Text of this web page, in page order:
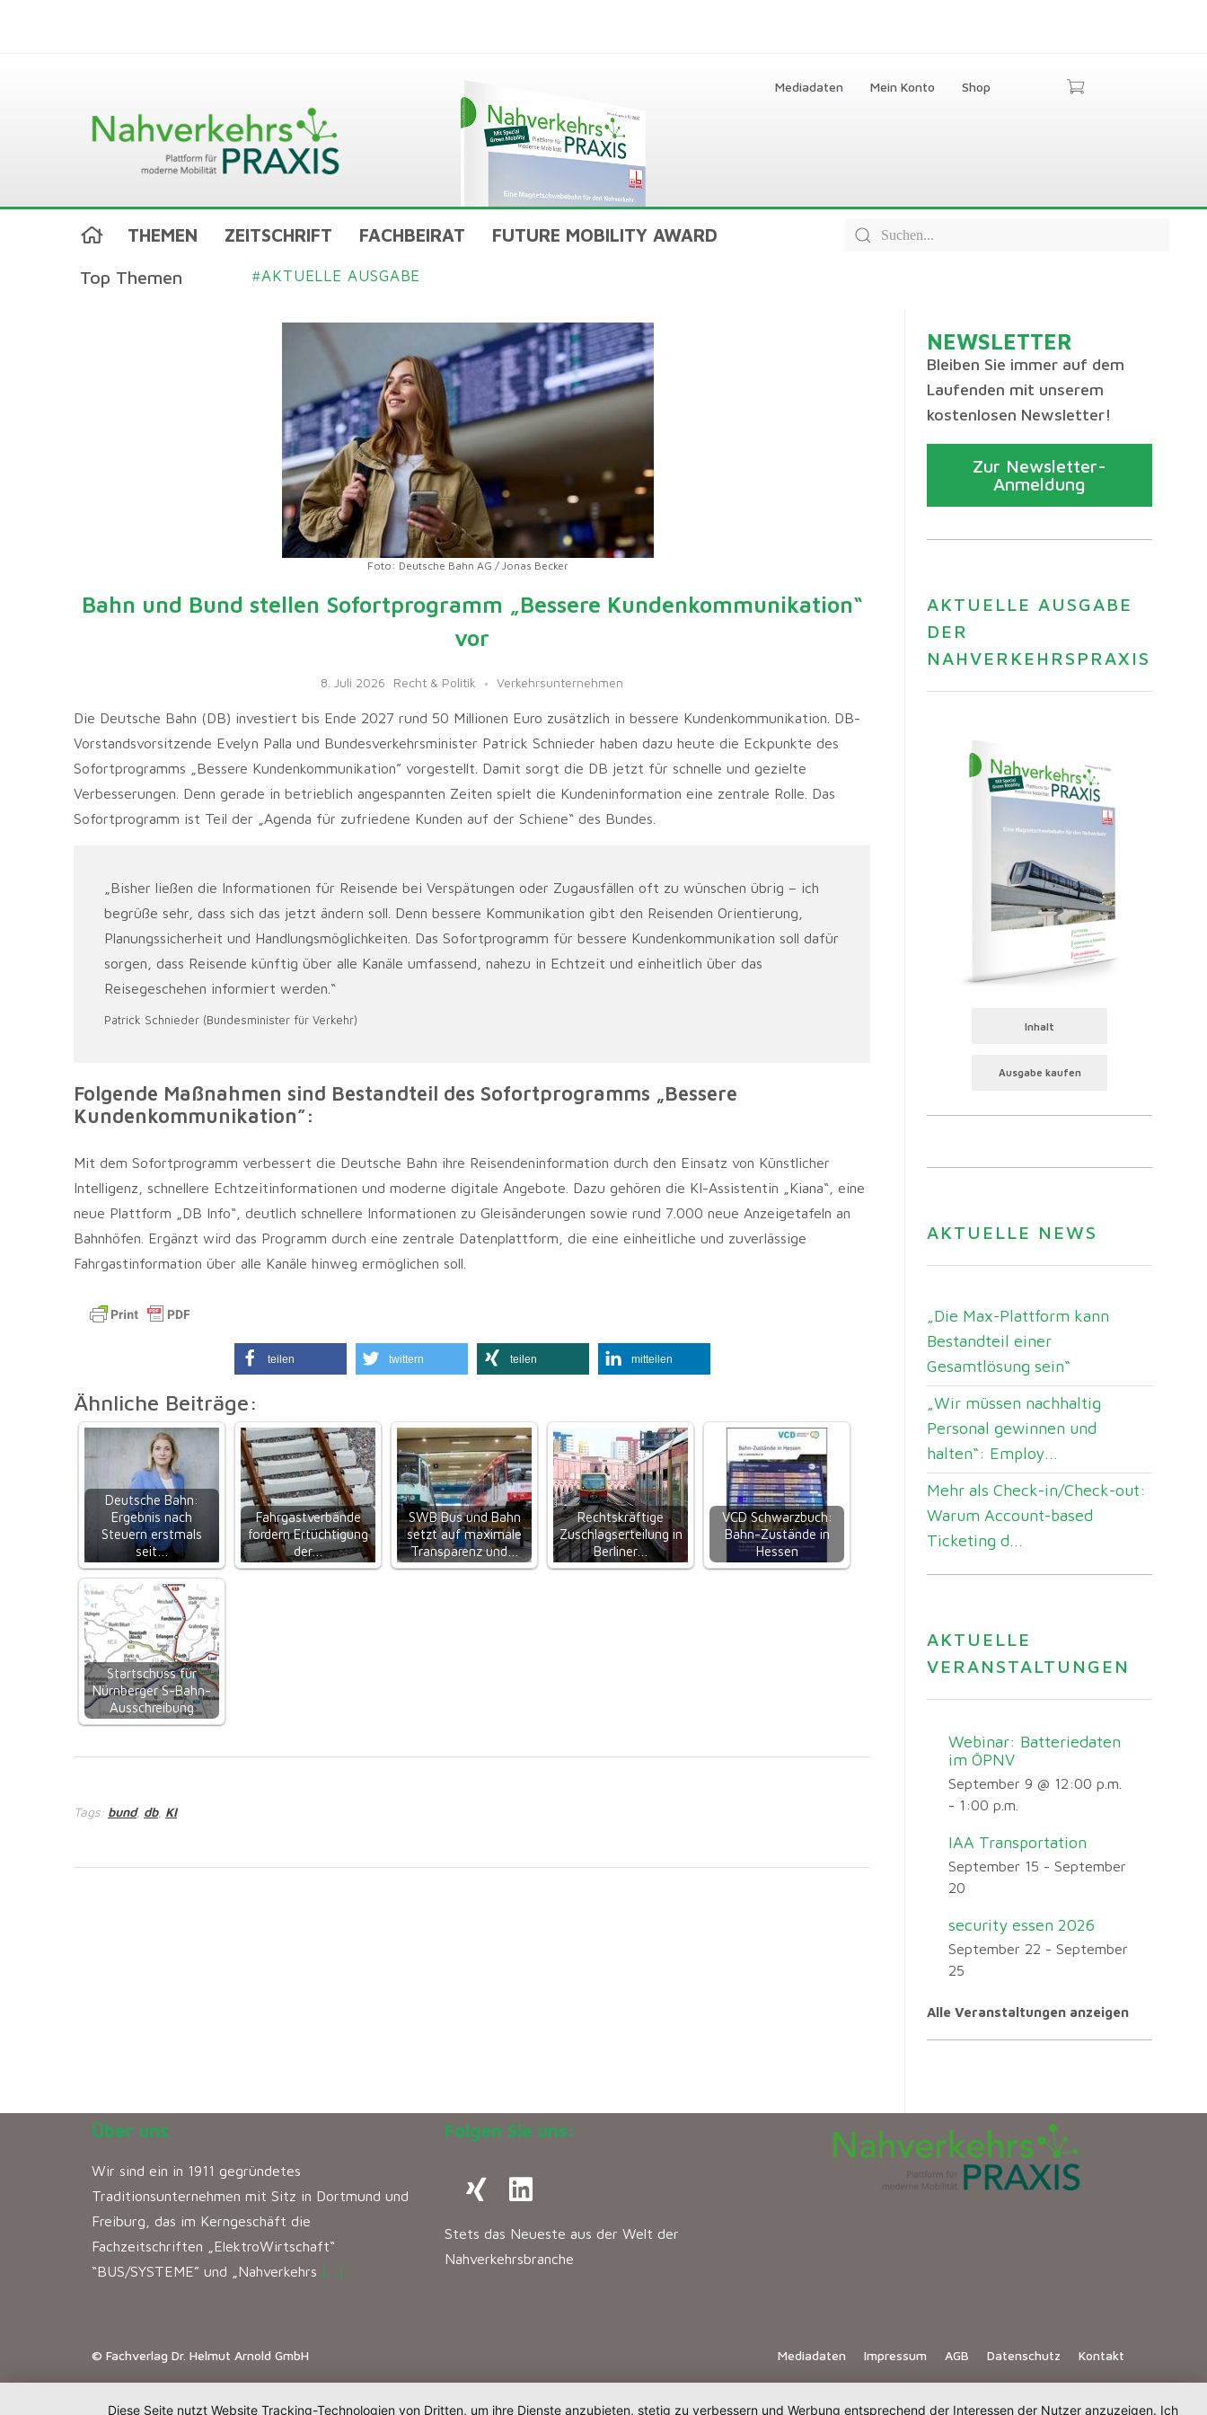
Mediadaten Mein Konto Shop
THEMEN ZEITSCHRIFT FACHBEIRAT FUTURE MOBILITY AWARD
Top Themen #AKTUELLE AUSGABE
Foto: Deutsche Bahn AG / Jonas Becker
Bahn und Bund stellen Sofortprogramm „Bessere Kundenkommunikation“
vor
8. Juli 2026 Recht & Politik Verkehrsunternehmen
Die Deutsche Bahn (DB) investiert bis Ende 2027 rund 50 Millionen Euro zusätzlich in bessere Kundenkommunikation. DB-
Vorstandsvorsitzende Evelyn Palla und Bundesverkehrsminister Patrick Schnieder haben dazu heute die Eckpunkte des
Sofortprogramms „Bessere Kundenkommunikation” vorgestellt. Damit sorgt die DB jetzt für schnelle und gezielte
Verbesserungen. Denn gerade in betrieblich angespannten Zeiten spielt die Kundeninformation eine zentrale Rolle. Das
Sofortprogramm ist Teil der „Agenda für zufriedene Kunden auf der Schiene“ des Bundes.
„Bisher ließen die Informationen für Reisende bei Verspätungen oder Zugausfällen oft zu wünschen übrig – ich
begrüße sehr, dass sich das jetzt ändern soll. Denn bessere Kommunikation gibt den Reisenden Orientierung,
Planungssicherheit und Handlungsmöglichkeiten. Das Sofortprogramm für bessere Kundenkommunikation soll dafür
sorgen, dass Reisende künftig über alle Kanäle umfassend, nahezu in Echtzeit und einheitlich über das
Reisegeschehen informiert werden.“
Patrick Schnieder (Bundesminister für Verkehr)
Folgende Maßnahmen sind Bestandteil des Sofortprogramms „Bessere
Kundenkommunikation”:
Mit dem Sofortprogramm verbessert die Deutsche Bahn ihre Reisendeninformation durch den Einsatz von Künstlicher
Intelligenz, schnellere Echtzeitinformationen und moderne digitale Angebote. Dazu gehören die KI-Assistentin „Kiana“, eine
neue Plattform „DB Info“, deutlich schnellere Informationen zu Gleisänderungen sowie rund 7.000 neue Anzeigetafeln an
Bahnhöfen. Ergänzt wird das Programm durch eine zentrale Datenplattform, die eine einheitliche und zuverlässige
Fahrgastinformation über alle Kanäle hinweg ermöglichen soll.
teilen twittern teilen mitteilen
Ähnliche Beiträge:
Deutsche Bahn:
Ergebnis nach
Steuern erstmals
seit…
Fahrgastverbände
fordern Ertüchtigung
der…
SWB Bus und Bahn
setzt auf maximale
Transparenz und…
Rechtskräftige
Zuschlagserteilung in
Berliner…
VCD Schwarzbuch:
Bahn-Zustände in
Hessen
Startschuss für
Nürnberger S-Bahn-
Ausschreibung
Tags: bund, db, KI
NEWSLETTER
Bleiben Sie immer auf dem
Laufenden mit unserem
kostenlosen Newsletter!
Zur Newsletter-
Anmeldung
AKTUELLE AUSGABE
DER
NAHVERKEHRSPRAXIS
Inhalt
Ausgabe kaufen
AKTUELLE NEWS
„Die Max-Plattform kann
Bestandteil einer
Gesamtlösung sein“
„Wir müssen nachhaltig
Personal gewinnen und
halten“: Employ...
Mehr als Check-in/Check-out:
Warum Account-based
Ticketing d...
AKTUELLE
VERANSTALTUNGEN
Webinar: Batteriedaten
im ÖPNV
September 9 @ 12:00 p.m.
- 1:00 p.m.
IAA Transportation
September 15 - September
20
security essen 2026
September 22 - September
25
Alle Veranstaltungen anzeigen
Über uns
Wir sind ein in 1911 gegründetes
Traditionsunternehmen mit Sitz in Dortmund und
Freiburg, das im Kerngeschäft die
Fachzeitschriften „ElektroWirtschaft“
“BUS/SYSTEME” und „Nahverkehrs […]
Folgen Sie uns:
Stets das Neueste aus der Welt der
Nahverkehrsbranche
© Fachverlag Dr. Helmut Arnold GmbH Mediadaten Impressum AGB Datenschutz Kontakt
Diese Seite nutzt Website Tracking-Technologien von Dritten, um ihre Dienste anzubieten, stetig zu verbessern und Werbung entsprechend der Interessen der Nutzer anzuzeigen. Ich